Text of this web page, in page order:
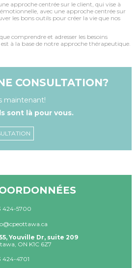
approche centrée sur le client, qui vise à
avec une approche centrée sur
les bons outils pour créer la vie que nos
comprendre et adresser les besoins
à la base de notre approche thérapeutique.
CONSULTATION?
maintenant!
sont là pour vous.
424-5700
Youville Dr, suite 209
ON K1C 6Z7
424-4701